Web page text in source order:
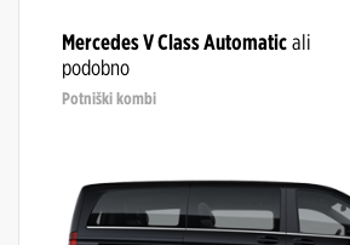
Mercedes V Class Automaticali
podobno
Potniški kombi